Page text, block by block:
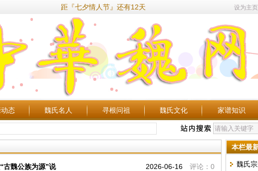
设为主页
距『七夕情人节』还有12天
态 魏氏名人 寻根问祖 魏氏文化 家谱知识
2026-06-16评论：0
魏公族为源”说
本栏最
魏氏